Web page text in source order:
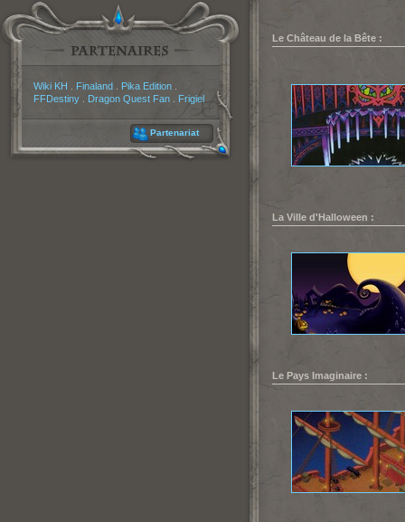
Wiki KH Finaland Pika Edition
FFDestiny
Dragon Quest Fan Frigiel
Partenariat
Le Château de la Bête :
La Ville d'Halloween :
Le Pays Imaginaire :